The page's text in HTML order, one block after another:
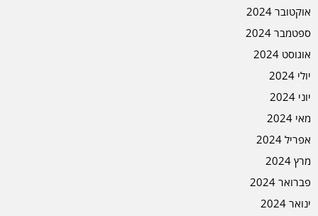
אוקטובר 2024
ספטמבר 2024
אוגוסט 2024
יולי 2024
יוני 2024
מאי 2024
אפריל 2024
מרץ 2024
פברואר 2024
ינואר 2024